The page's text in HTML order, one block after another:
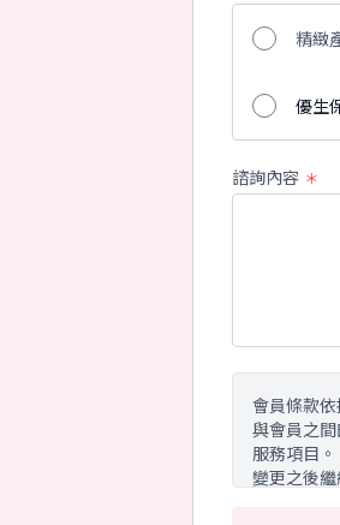
精緻
優生
諮詢內容 ＊
會員條款
與會員之
服務項目
變更之後